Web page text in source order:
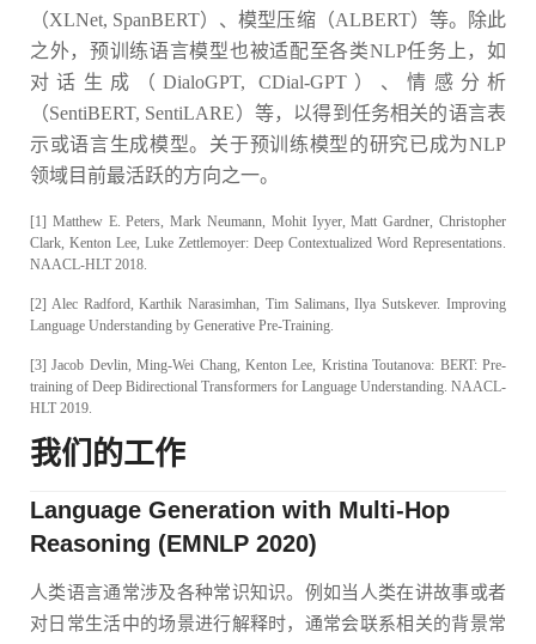
（XLNet, SpanBERT）、模型压缩（ALBERT）等。除此
之外，预训练语言模型也被适配至各类NLP任务上，如
对话生成（DialoGPT, CDial-GPT）、情感分析
（SentiBERT, SentiLARE）等，以得到任务相关的语言表
示或语言生成模型。关于预训练模型的研究已成为NLP
领域目前最活跃的方向之一。
[1] Matthew E. Peters, Mark Neumann, Mohit Iyyer, Matt Gardner, Christopher
Clark, Kenton Lee, Luke Zettlemoyer: Deep Contextualized Word Representations.
NAACL-HLT 2018.
[2] Alec Radford, Karthik Narasimhan, Tim Salimans, Ilya Sutskever. Improving
Language Understanding by Generative Pre-Training.
[3] Jacob Devlin, Ming-Wei Chang, Kenton Lee, Kristina Toutanova: BERT: Pre-
training of Deep Bidirectional Transformers for Language Understanding. NAACL-
HLT 2019.
我们的工作
Language Generation with Multi-Hop
Reasoning (EMNLP 2020)
人类语言通常涉及各种常识知识。例如当人类在讲故事或者
对日常生活中的场景进行解释时，通常会联系相关的背景常